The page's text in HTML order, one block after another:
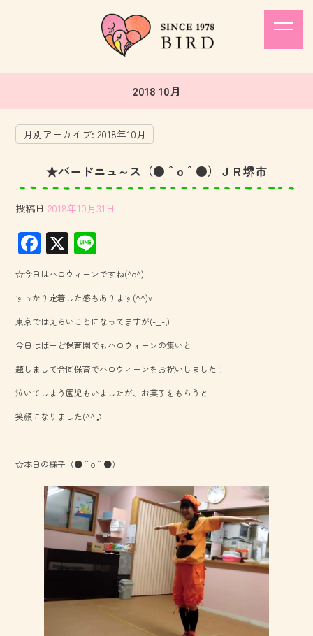
2018 10月
月別アーカイブ:2018年10月
★バードニュ～ス（●＾o＾●）ＪＲ堺市
投稿日 2018年10月31日
F
ac
e
b
o
ok
X
ne
☆今日はハロウィーンですね(^o^)
すっかり定着した感もあります(^^)v
東京ではえらいことになってますが(-_-;)
今日はばーど保育園でもハロウィーンの集いと
題しまして合同保育でハロウィーンをお祝いしました！
泣いてしまう園児もいましたが、お菓子をもらうと
笑顔になりました(^^♪
☆本日の様子（●＾o＾●）